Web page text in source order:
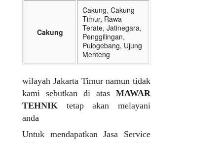
Cakung
Cakung, Cakung
Timur, Rawa
Terate, Jatinegara,
Penggilingan,
Pulogebang, Ujung
Menteng
wilayah Jakarta Timur namun tidak
kami sebutkan di atas MAWAR
TEHNIK tetap akan melayani
anda
Untuk mendapatkan Jasa Service